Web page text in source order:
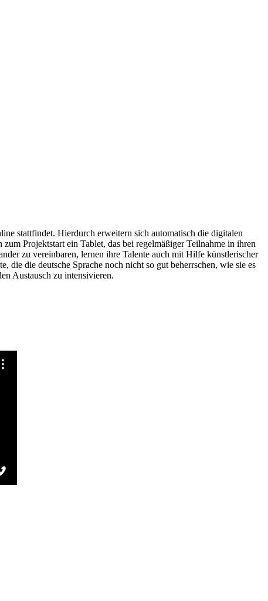
stattfindet. Hierdurch erweitern sich automatisch die digitalen
Projektstart ein Tablet, das bei regelmäßiger Teilnahme in ihren
zu vereinbaren, lernen ihre Talente auch mit Hilfe künstlerischer
die deutsche Sprache noch nicht so gut beherrschen, wie sie es
Austausch zu intensivieren.